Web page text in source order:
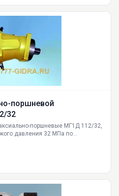
поршневой
32
поршневые МГ1Д 112/32,
давления 32 МПа по
Москва, СПб, Новосибирск,